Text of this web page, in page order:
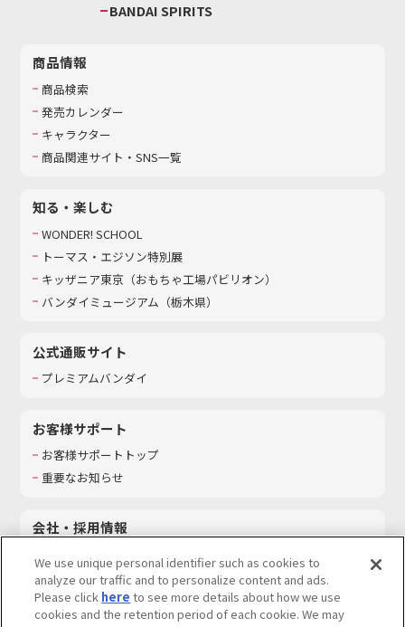
BANDAI SPIRITS
商品情報
商品検索
発売カレンダー
キャラクター
商品関連サイト・SNS一覧
知る・楽しむ
WONDER! SCHOOL
トーマス・エジソン特別展
キッザニア東京（おもちゃ工場パビリオン）​
バンダイミュージアム（栃木県）
公式通販サイト
プレミアムバンダイ
お客様サポート
お客様サポートトップ
重要なお知らせ
会社・採用情報
採用情報
サステナビリティ
お問い合わせ
We use unique personal identifier such as cookies to
analyze our traffic and to personalize content and ads.
Please click here to see more details about how we use
cookies and the retention period of each cookie. We may